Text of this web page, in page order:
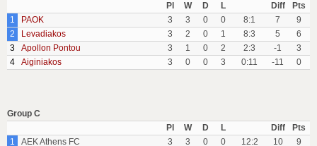
Pl
W D L Diff
Pts
1
PAOK 3 3 0 0 8:1 7
9
2
Levadiakos 3 2 0 1 8:3 5
6
3
Apollon Pontou 3 1 0 2 2:3 -1
3
4
Aiginiakos 3 0 0 3 0:11 -11 0
Group C
Pl
W D L Diff
Pts
1
AEK Athens FC 3 3 0 0 12:2 10
9